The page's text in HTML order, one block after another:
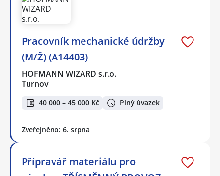
Pracovník mechanické údržby
(M/Ž) (A14403)
HOFMANN WIZARD s.r.o.
Turnov
40 000 – 45 000 Kč Plný úvazek
Zveřejněno: 6. srpna
Přípravář materiálu pro